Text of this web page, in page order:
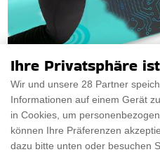
Ihre Privatsphäre
Wir und unsere 28 Partner
Informationen auf einem Gerät
in Cookies, um
können Ihre Präferenzen
dazu bitte unten oder besuchen